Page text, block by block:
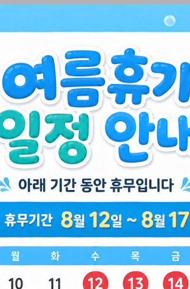
💕 따끈따끈 신상품 💕
9800 산리오 학사모 봉제인형 가방고리
13cm-마이멜로디 [B2-083180]
9800